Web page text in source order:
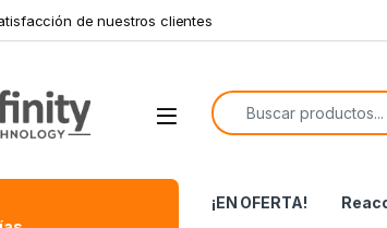
de nuestros clientes
Open
Search for:
¡EN OFERTA!